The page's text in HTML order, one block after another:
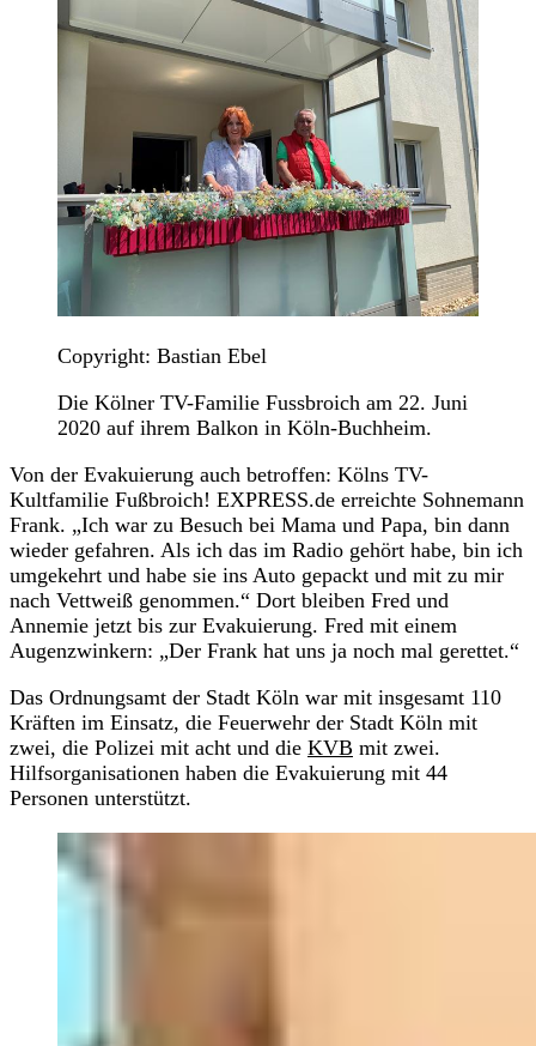
Copyright: Bastian Ebel
Die Kölner TV-Familie Fussbroich am 22. Juni
2020 auf ihrem Balkon in Köln-Buchheim.
Von der Evakuierung auch betroffen: Kölns TV-
Kultfamilie Fußbroich! EXPRESS.de erreichte Sohnemann
Frank. „Ich war zu Besuch bei Mama und Papa, bin dann
wieder gefahren. Als ich das im Radio gehört habe, bin ich
umgekehrt und habe sie ins Auto gepackt und mit zu mir
nach Vettweiß genommen.“ Dort bleiben Fred und
Annemie jetzt bis zur Evakuierung. Fred mit einem
Augenzwinkern: „Der Frank hat uns ja noch mal gerettet.“
Das Ordnungsamt der Stadt Köln war mit insgesamt 110
Kräften im Einsatz, die Feuerwehr der Stadt Köln mit
zwei, die Polizei mit acht und die KVB mit zwei.
Hilfsorganisationen haben die Evakuierung mit 44
Personen unterstützt.